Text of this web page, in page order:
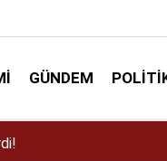
GÜNDEM
Yatırımı!